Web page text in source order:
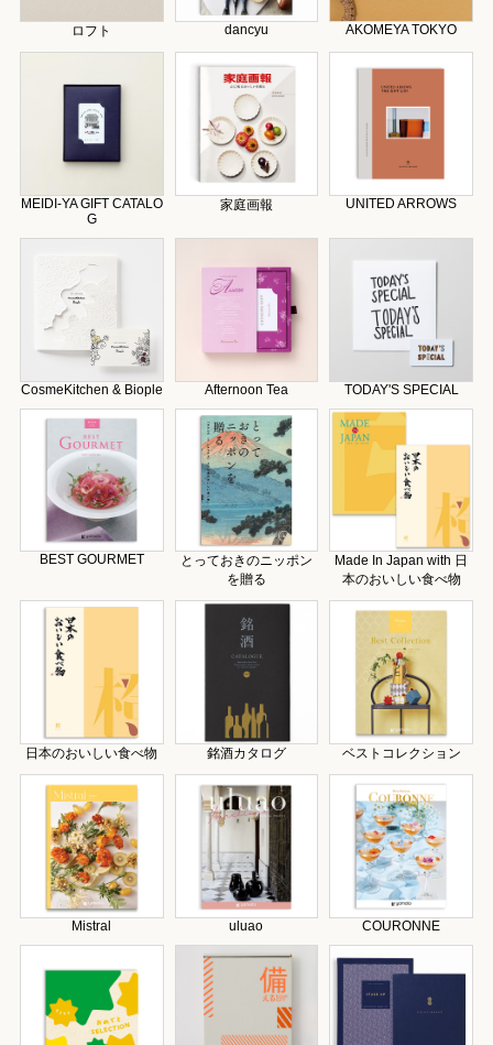
ロフト dancyu AKOMEYA TOKYO
MEIDI-YA GIFT CATALO
G
家庭画報 UNITED ARROWS
CosmeKitchen & Biople Afternoon Tea TODAY'S SPECIAL
BEST GOURMET
とっておきのニッポン
を贈る
Made In Japan with 日
本のおいしい食べ物
日本のおいしい食べ物 銘酒カタログ ベストコレクション
Mistral uluao COURONNE